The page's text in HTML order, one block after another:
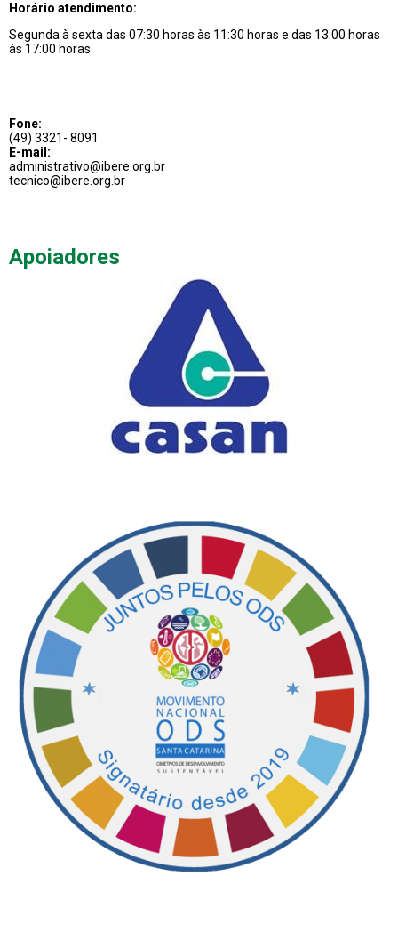
Horário atendimento:
Segunda à sexta das 07:30 horas às 11:30 horas e das 13:00 horas
às 17:00 horas
Fone:
(49) 3321- 8091
E-mail:
administrativo@ibere.org.br
tecnico@ibere.org.br
Apoiadores